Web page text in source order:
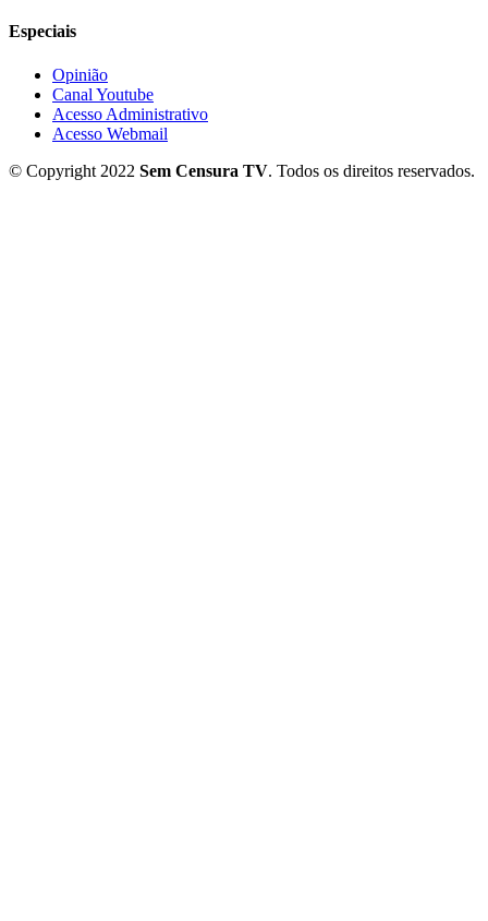
Especiais
Opinião
Canal Youtube
Acesso Administrativo
Acesso Webmail
© Copyright 2022 Sem Censura TV. Todos os direitos reservados.